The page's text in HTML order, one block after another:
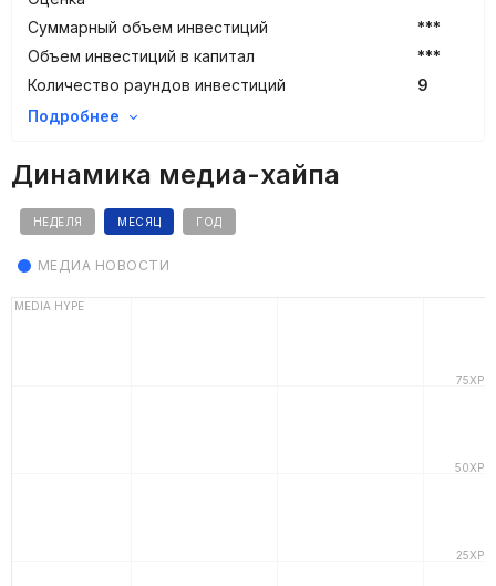
Суммарный объем инвестиций
***
Объем инвестиций в капитал
***
Количество раундов инвестиций
9
Подробнее
Динамика медиа-хайпа
НЕДЕЛЯ МЕСЯЦ ГОД
МЕДИА НОВОСТИ